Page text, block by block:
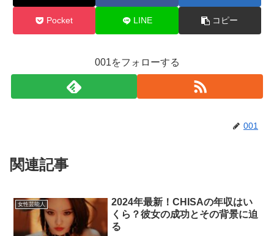
Pocket LINE コピー
001をフォローする
001
関連記事
女性芸能人
2024年最新！CHISAの年収はい
くら？彼女の成功とその背景に迫
る